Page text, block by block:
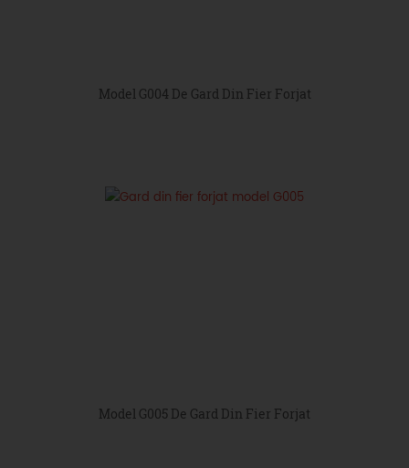
Model G004 De Gard Din Fier Forjat
Model G005 De Gard Din Fier Forjat